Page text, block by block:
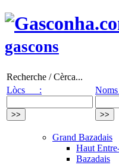
gascons
Recherche / Cèrca...
Lòcs :
Grand Bazadais
Haut
Bazadais